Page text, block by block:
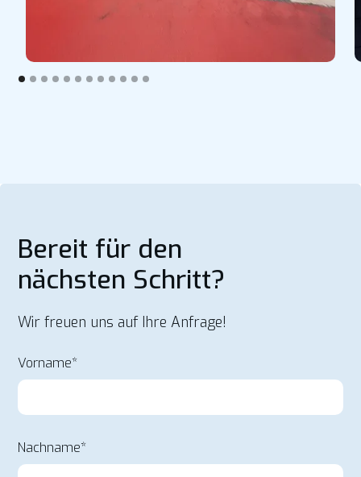
Bereit für den
nächsten Schritt?
Wir freuen uns auf Ihre Anfrage!
Vorname*
Nachname*